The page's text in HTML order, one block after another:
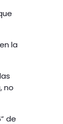
la
no
de